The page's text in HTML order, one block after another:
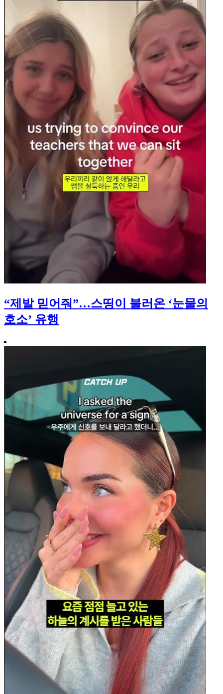
“제발 믿어줘”…스띵이 불러온 ‘눈물의
호소’ 유행